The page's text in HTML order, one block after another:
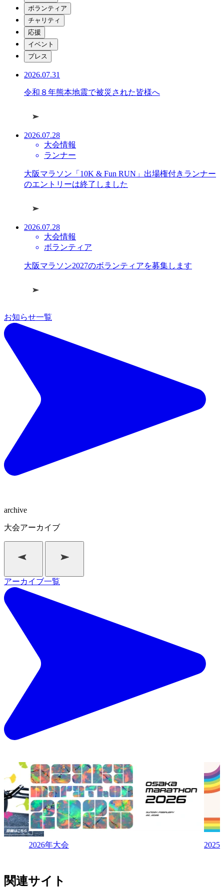
ボランティア
チャリティ
応援
イベント
プレス
2026.07.31
令和８年熊本地震で被災された皆様へ
2026.07.28
大会情報
ランナー
大阪マラソン「10K & Fun RUN」出場権付きランナー
のエントリーは終了しました
2026.07.28
大会情報
ボランティア
大阪マラソン2027のボランティアを募集します
お知らせ一覧
archive
大会アーカイブ
アーカイブ一覧
2026年大会 2025
関連サイト